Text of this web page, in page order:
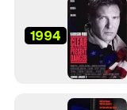
1994